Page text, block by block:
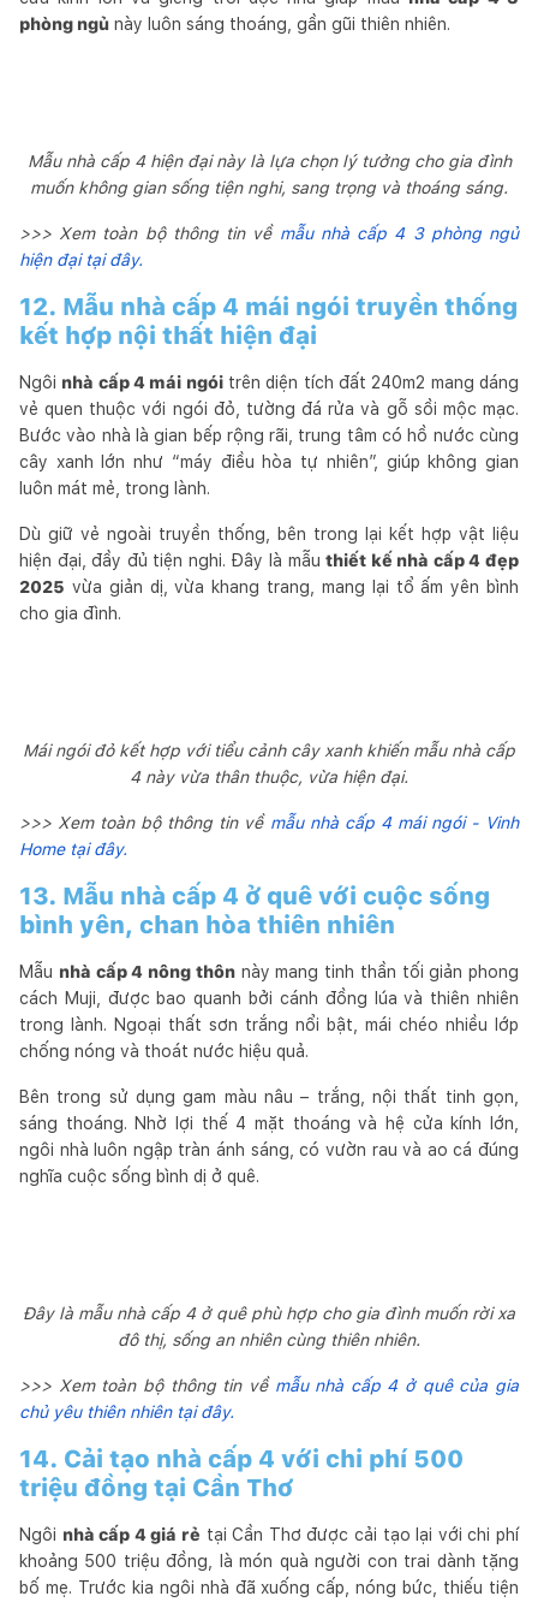
phòng ngủ này luôn sáng thoáng, gần gũi thiên nhiên.
Mẫu nhà cấp 4 hiện đại này là lựa chọn lý tưởng cho gia đình
muốn không gian sống tiện nghi, sang trọng và thoáng sáng.
>>> Xem toàn bộ thông tin về mẫu nhà cấp 4 3 phòng ngủ
hiện đại tại đây.
12. Mẫu nhà cấp 4 mái ngói truyền thống
kết hợp nội thất hiện đại
Ngôi nhà cấp 4 mái ngóitrên diện tích đất 240m2 mang dáng
vẻ quen thuộc với ngói đỏ, tường đá rửa và gỗ sồi mộc mạc.
Bước vào nhà là gian bếp rộng rãi, trung tâm có hồ nước cùng
cây xanh lớn như “máy điều hòa tự nhiên”, giúp không gian
luôn mát mẻ, trong lành.
Dù giữ vẻ ngoài truyền thống, bên trong lại kết hợp vật liệu
hiện đại, đầy đủ tiện nghi. Đây là mẫuthiết kế nhà cấp 4 đẹp
2025 vừa giản dị, vừa khang trang, mang lại tổ ấm yên bình
cho gia đình.
Mái ngói đỏ kết hợp với tiểu cảnh cây xanh khiến mẫu nhà cấp
4 này vừa thân thuộc, vừa hiện đại.
>>> Xem toàn bộ thông tin về mẫu nhà cấp 4 mái ngói - Vinh
Home tại đây.
13. Mẫu nhà cấp 4 ở quê với cuộc sống
bình yên, chan hòa thiên nhiên
Mẫu nhà cấp 4 nông thônnày mang tinh thần tối giản phong
cách Muji, được bao quanh bởi cánh đồng lúa và thiên nhiên
trong lành. Ngoại thất sơn trắng nổi bật, mái chéo nhiều lớp
chống nóng và thoát nước hiệu quả.
Bên trong sử dụng gam màu nâu – trắng, nội thất tinh gọn,
sáng thoáng. Nhờ lợi thế 4 mặt thoáng và hệ cửa kính lớn,
ngôi nhà luôn ngập tràn ánh sáng, có vườn rau và ao cá đúng
nghĩa cuộc sống bình dị ở quê.
Đây là mẫu nhà cấp 4 ở quê phù hợp cho gia đình muốn rời xa
đô thị, sống an nhiên cùng thiên nhiên.
>>> Xem toàn bộ thông tin về mẫu nhà cấp 4 ở quê của gia
chủ yêu thiên nhiên tại đây.
14. Cải tạo nhà cấp 4 với chi phí 500
triệu đồng tại Cần Thơ
Ngôi nhà cấp 4 giá rẻ tại Cần Thơ được cải tạo lại với chi phí
khoảng 500 triệu đồng, là món quà người con trai dành tặng
bố mẹ. Trước kia ngôi nhà đã xuống cấp, nóng bức, thiếu tiện